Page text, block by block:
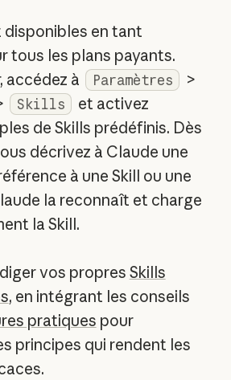
disponibles en tant
tous les plans payants.
accédez à
Paramètres >
Skills
et activez
de Skills prédéfinis. Dès
décrivez à Claude une
à une Skill ou une
la reconnaît et charge
la Skill.
vos propres Skills
, en intégrant les conseils
pratiques pour
principes qui rendent les